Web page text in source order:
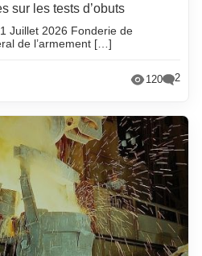
sur les tests d’obuts
Juillet 2026 Fonderie de
de l’armement […]
120 2